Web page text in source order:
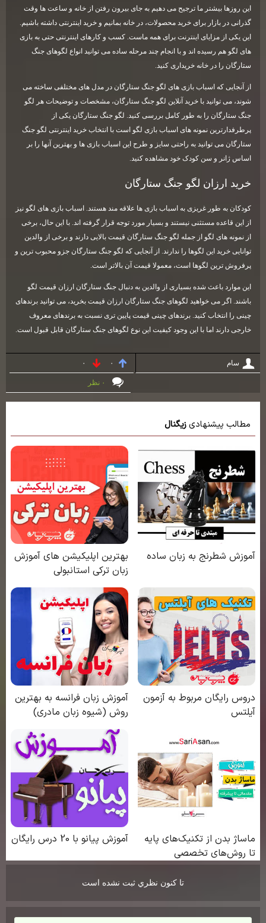
این روزها بیشتر ما ترجیح می دهیم به جای بیرون رفتن از خانه و ساعت ها وقت
گذرانی در بازار برای خرید محصولات، در خانه بمانیم و خرید اینترنتی داشته باشیم.
این یکی از مزایای اینترنت برای همه ماست. کسب و کارهای اینترنتی حتی به بازی
های لگو هم رسیده اند و با انجام چند مرحله ساده می توانید انواع لگوهای جنگ
ستارگان را در خانه خریداری کنید.
از آنجایی که اسباب بازی های لگو جنگ ستارگان در مدل های مختلفی ساخته می
شوند، می توانید با خرید آنلاین لگو جنگ ستارگان، مشخصات و توضیحات هر لگو
جنگ ستارگان را به طور کامل بررسی کنید. لگو جنگ ستارگان یکی از
پرطرفدارترین نمونه های اسباب بازی لگو است با انتخاب خرید اینترنتی لگو جنگ
ستارگان می توانید به راحتی سایز و طرح این اسباب بازی ها و بهترین آنها را بر
اساس ژانر و سن کودک خود مشاهده کنید.
خرید ارزان لگو جنگ ستارگان
کودکان به طور غریزی به اسباب بازی ها علاقه مند هستند. اسباب بازی های لگو نیز
از این قاعده مستثنی نیستند و بسیار مورد توجه قرار گرفته اند. با این حال، برخی
از نمونه های لگو از جمله لگو جنگ ستارگان قیمت بالایی دارند و برخی از والدین
توانایی خرید این لگوها را ندارند. از آنجایی که لگو جنگ ستارگان جزو محبوب ترین و
پرفروش ترین لگوها است، معمولا قیمت آن بالاتر است.
این موارد باعث شده بسیاری از والدین به دنبال جنگ ستارگان ارزان قیمت لگو
باشند. اگر می خواهید لگوهای جنگ ستارگان ارزان قیمت بخرید، می توانید برندهای
چینی را انتخاب کنید. برندهای چینی قیمت پایین تری نسبت به برندهای معروف
خارجی دارند اما با این وجود کیفیت این نوع لگوهای جنگ ستارگان قابل قبول است.
سام
تا كنون نظري ثبت نشده است